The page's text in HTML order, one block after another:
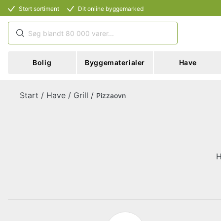
Stort sortiment Dit online byggemarked
Bolig Byggematerialer Have
Start / Have / Grill / Pizzaovn